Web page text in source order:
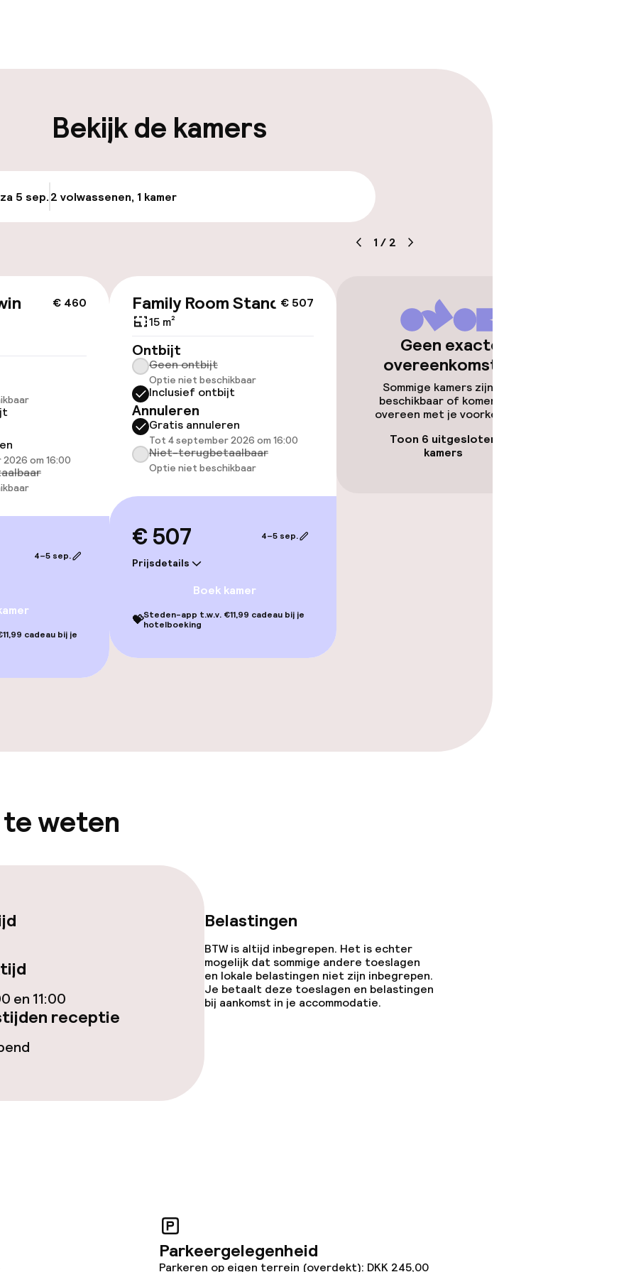
op eigen
Fietsenstalling
Fietsverhuur
voor kinderen
(wasmachine)
Bekijk de kamers
5 sep.2 volwassenen, 1 kamer
1 / 2
€ 460
om 16:00
4–5 sep.
cadeau bij je
€ 507
Family Room Standard
15 m²
Ontbijt
Geen ontbijt
Optie niet beschikbaar
Inclusief ontbijt
Annuleren
Gratis annuleren
Tot 4 september 2026 om 16:00
Niet-terugbetaalbaar
Optie niet beschikbaar
€ 507
Prijsdetails
4–5 sep.
Boek kamer
💝Steden-app t.w.v. €11,99 cadeau bij je
hotelboeking
Geen exacte
overeenkomsten
Sommige kamers zijn niet
beschikbaar of komen niet
overeen met je voorkeuren.
Toon 6 uitgesloten
kamers
te weten
en 11:00
receptie
Belastingen
BTW is altijd inbegrepen. Het is echter
mogelijk dat sommige andere toeslagen
en lokale belastingen niet zijn inbegrepen.
Je betaalt deze toeslagen en belastingen
bij aankomst in je accommodatie.
Parkeergelegenheid
Parkeren op eigen terrein (overdekt): DKK 245,00